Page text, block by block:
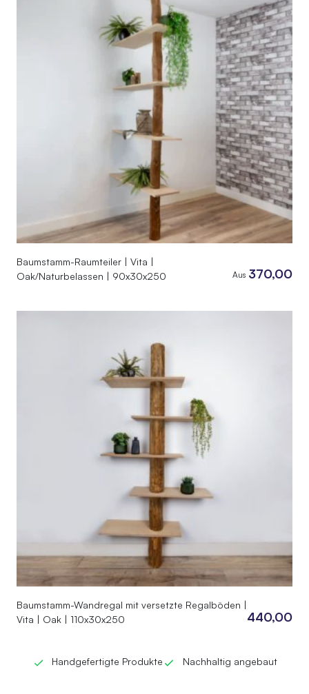
Baumstamm-Raumteiler | Vita |
Oak/Naturbelassen | 90x30x250
Aus 370,00
Baumstamm-Wandregal mit versetzte Regalböden |
Vita | Oak | 110x30x250
440,00
Handgefertigte Produkte Nachhaltig angebaut